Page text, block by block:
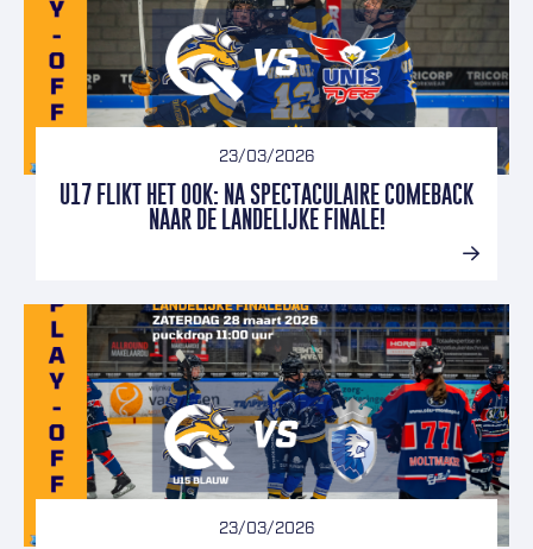
23/03/2026
U17 FLIKT HET OOK: NA SPECTACULAIRE COMEBACK
NAAR DE LANDELIJKE FINALE!
23/03/2026